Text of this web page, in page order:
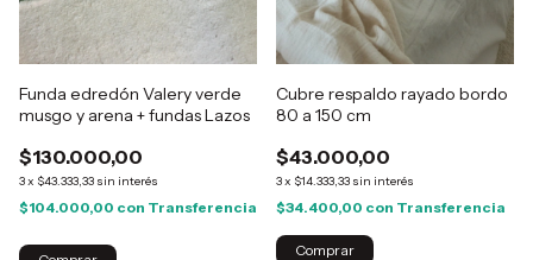
Funda edredón Valery verde
musgo y arena + fundas Lazos
$130.000,00
3x $43.333,33 sin interés
$104.000,00 con Transferencia
Cubre respaldo rayado bordo
80 a 150 cm
$43.000,00
3x $14.333,33 sin interés
$34.400,00 con Transferencia